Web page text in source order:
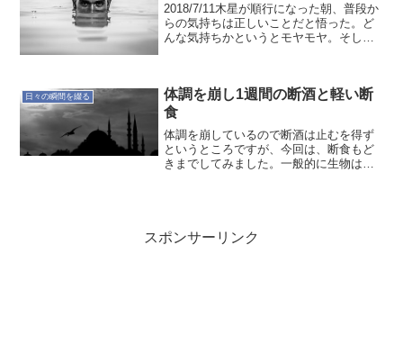
2018/7/11木星が順行になった朝、普段か
らの気持ちは正しいことだと悟った。ど
んな気持ちかというとモヤモヤ。そして
ヤと言っている...
日々の瞬間を綴る
体調を崩し1週間の断酒と軽い断
食
体調を崩しているので断酒は止むを得ず
というところですが、今回は、断食もど
きまでしてみました。一般的に生物は病
スポンサーリンク